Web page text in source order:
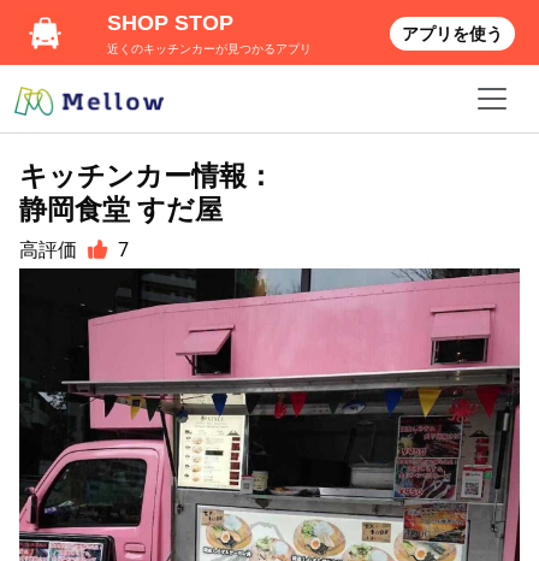
キッチンカー情報：
静岡食堂 すだ屋
高評価 7
SHOP STOP
近くのキッチンカーが見つかるアプリ
アプリを使う